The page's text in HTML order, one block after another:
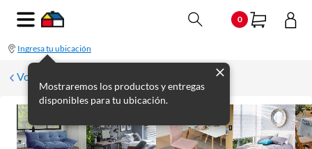
0
Ingresa tu ubicación
Mostraremos los productos y entregas
disponibles para tu ubicación.
Volver